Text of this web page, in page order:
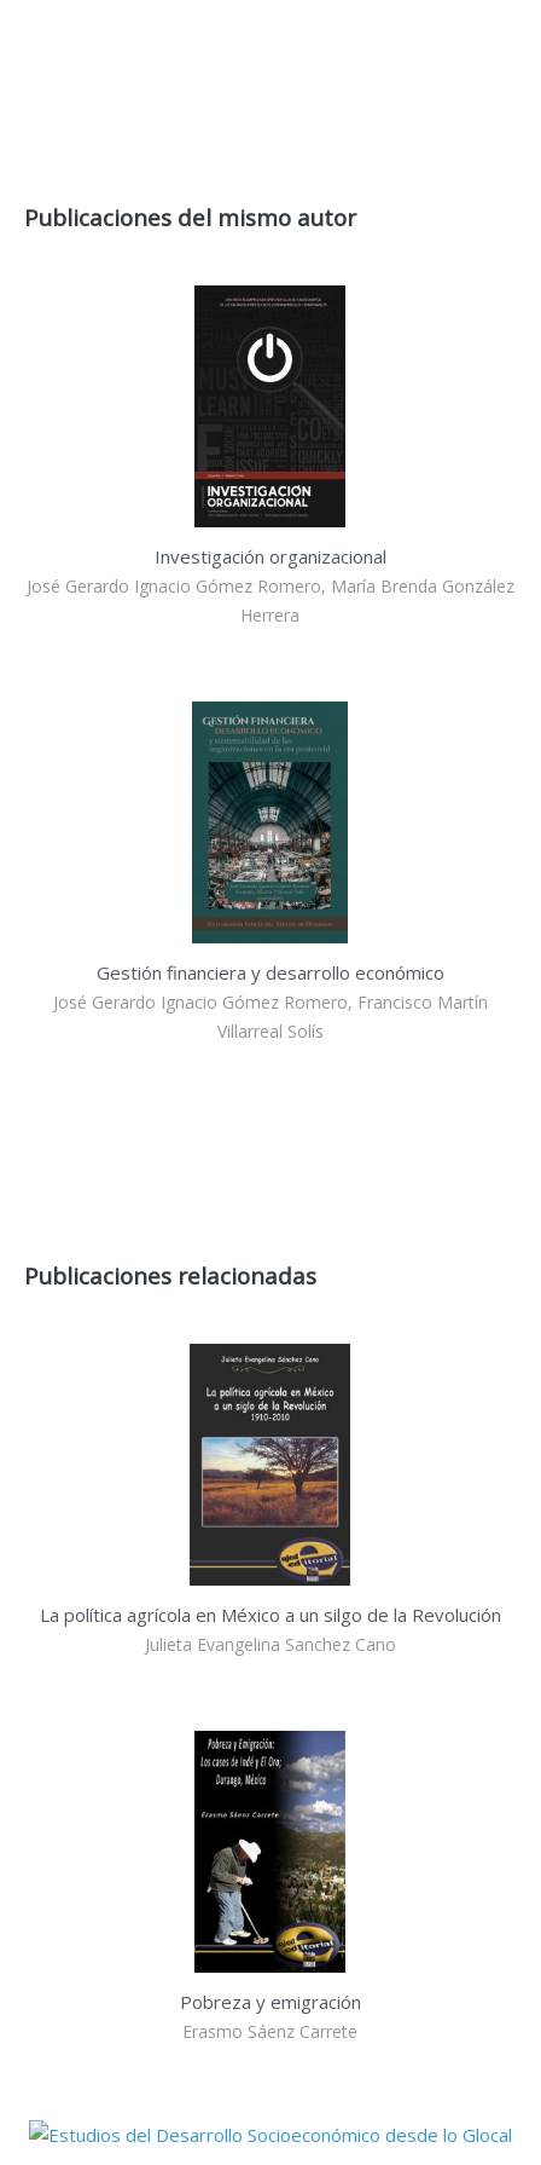
Publicaciones del mismo autor
Investigación organizacional
José Gerardo Ignacio Gómez Romero, María Brenda González
Herrera
Gestión financiera y desarrollo económico
José Gerardo Ignacio Gómez Romero, Francisco Martín
Villarreal Solís
Publicaciones relacionadas
La política agrícola en México a un silgo de la Revolución
Julieta Evangelina Sanchez Cano
Pobreza y emigración
Erasmo Sáenz Carrete